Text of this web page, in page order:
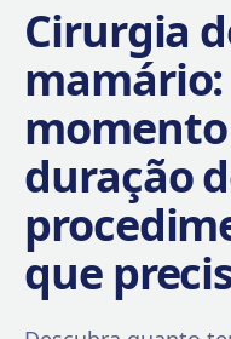
Cirurgia
duração
que